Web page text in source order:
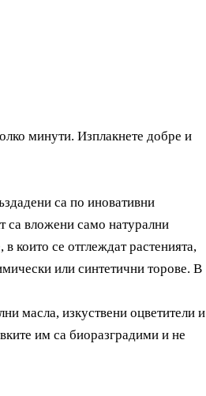
минути. Изплакнете добре и
са по иновативни
са вложени само натурални
които се отглеждат растенията,
или синтетични торове. В
масла, изкуствени оцветители и
им са биоразградими и не